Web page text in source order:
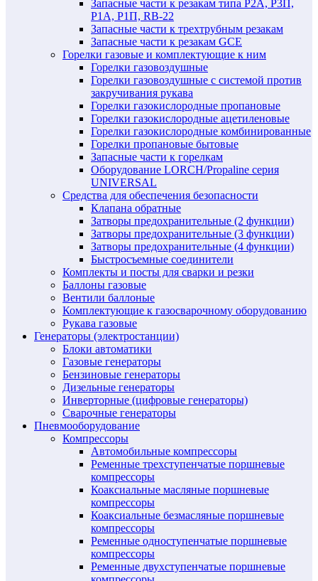
Запасные части к резакам типа Р2А, Р3П,
Р1А, Р1П, RB-22
Запасные части к трехтрубным резакам
Запасные части к резакам GCE
Горелки газовые и комплектующие к ним
Горелки газовоздушные
Горелки газовоздушные с системой против
закручивания рукава
Горелки газокислородные пропановые
Горелки газокислородные ацетиленовые
Горелки газокислородные комбинированные
Горелки пропановые бытовые
Запасные части к горелкам
Оборудование LORCH/Propaline серия
UNIVERSAL
Средства для обеспечения безопасности
Клапана обратные
Затворы предохранительные (2 функции)
Затворы предохранительные (3 функции)
Затворы предохранительные (4 функции)
Быстросъемные соединители
Комплекты и посты для сварки и резки
Баллоны газовые
Вентили баллоные
Комплектующие к газосварочному оборудованию
Рукава газовые
Генераторы (электростанции)
Блоки автоматики
Газовые генераторы
Бензиновые генераторы
Дизельные генераторы
Инверторные (цифровые генераторы)
Сварочные генераторы
Пневмооборудование
Компрессоры
Автомобильные компрессоры
Ременные трехступенчатые поршневые
компрессоры
Коаксиальные масляные поршневые
компрессоры
Коаксиальные безмасляные поршневые
компрессоры
Ременные одноступенчатые поршневые
компрессоры
Ременные двухступенчатые поршневые